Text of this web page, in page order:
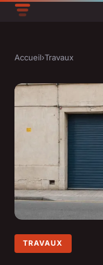
Accueil›Travaux
TRAVAUX